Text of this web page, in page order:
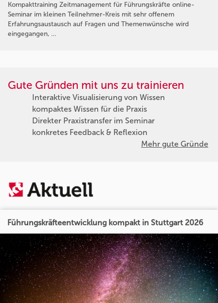
Kompakttraining Zeitmanagement für Führungskräfte online-
Seminar im kleinen Teilnehmer-Kreis mit sehr offenem
Erfahrungsaustausch auf Fragen und Themenwünsche wird
eingegangen, …
Gute Gründen mit uns zu trainieren
Interaktive Visualisierung von Wissen
kompaktes Wissen für die Praxis
Direkter Praxistransfer im Seminar
konkretes Feedback & Reflexion
Mehr gute Gründe
Führungskräfteentwicklung kompakt in Stuttgart 2026